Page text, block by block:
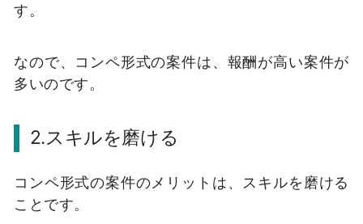
す。
なので、コンペ形式の案件は、報酬が高い案件が
多いのです。
2.スキルを磨ける
コンペ形式の案件のメリットは、スキルを磨ける
ことです。